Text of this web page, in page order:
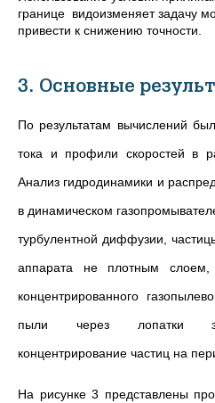
границе видоизменяет задачу
привести к снижению точности.
3. Основные
По результатам вычислений
тока и профили скоростей в
Анализ гидродинамики и
в динамическом
турбулентной диффузии,
аппарата не плотным
концентрированного
пыли через лопатки
концентрирование частиц на
На рисунке 3 представлены